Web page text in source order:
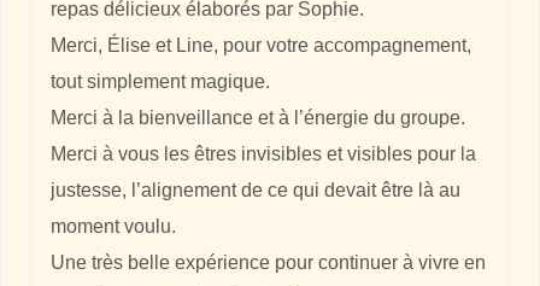
repas délicieux élaborés par Sophie.
Merci, Élise et Line, pour votre accompagnement,
tout simplement magique.
Merci à la bienveillance et à l’énergie du groupe.
Merci à vous les êtres invisibles et visibles pour la
justesse, l’alignement de ce qui devait être là au
moment voulu.
Une très belle expérience pour continuer à vivre en